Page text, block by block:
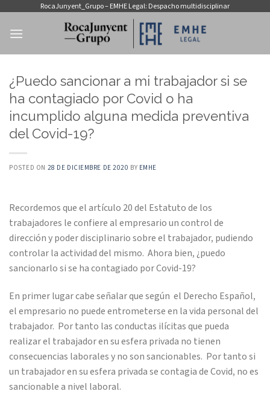
contenido
RocaJunyent_Grupo – EMHE Legal: Despacho multidisciplinar
¿Puedo sancionar a mi trabajador si se
ha contagiado por Covid o ha
incumplido alguna medida preventiva
del Covid-19?
POSTED ON 28 DE DICIEMBRE DE 2020 BY EMHE
Recordemos que el artículo 20 del Estatuto de los
trabajadores le confiere al empresario un control de
dirección y poder disciplinario sobre el trabajador, pudiendo
controlar la actividad del mismo. Ahora bien, ¿puedo
sancionarlo si se ha contagiado por Covid-19?
En primer lugar cabe señalar que según el Derecho Español,
el empresario no puede entrometerse en la vida personal del
trabajador. Por tanto las conductas ilícitas que pueda
realizar el trabajador en su esfera privada no tienen
consecuencias laborales y no son sancionables. Por tanto si
un trabajador en su esfera privada se contagia de Covid, no es
sancionable a nivel laboral.